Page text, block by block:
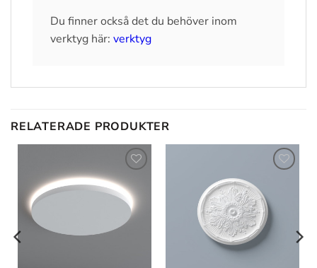
Du finner också det du behöver inom
verktyg här: verktyg
RELATERADE PRODUKTER
Lägg till
i
önskelistan
Lägg till
i
önskelistan